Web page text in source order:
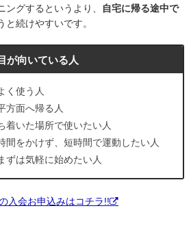
グするというより、
自宅に帰る途中で
と続けやすいです。
が向いている人
く使う人
方面へ帰る人
着いた場所で使いたい人
間をかけず、短時間で運動したい人
ずは気軽に始めたい人
入会お申込みはコチラ!!